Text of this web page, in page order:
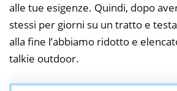
alle tue esigenze. Quindi, dopo
stessi per giorni su un tratto e
alla fine l’abbiamo ridotto e
talkie outdoor.